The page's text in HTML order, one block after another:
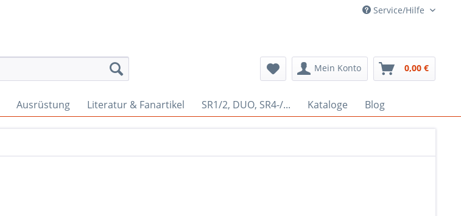
Service/Hilfe
Mein Konto 0,00 €
Ausrüstung Literatur & Fanartikel SR1/2, DUO, SR4-/... Kataloge Blog